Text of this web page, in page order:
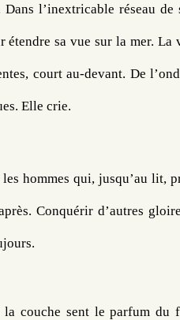
Dans l’inextricable réseau
étendre sa vue sur la mer.
court au-devant. De
Elle crie.
hommes qui, jusqu’au lit,
Conquérir d’autres
la couche sent le parfum du